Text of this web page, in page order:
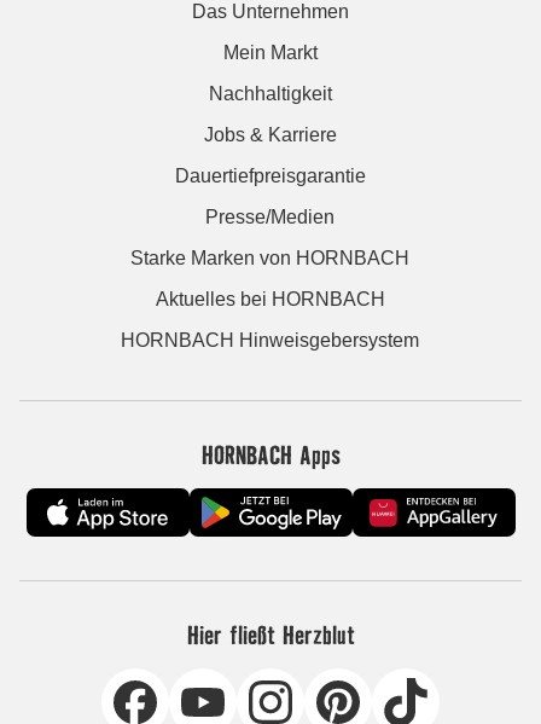
Das Unternehmen
Mein Markt
Nachhaltigkeit
Jobs & Karriere
Dauertiefpreisgarantie
Presse/Medien
Starke Marken von HORNBACH
Aktuelles bei HORNBACH
HORNBACH Hinweisgebersystem
HORNBACH Apps
Hier fließt Herzblut